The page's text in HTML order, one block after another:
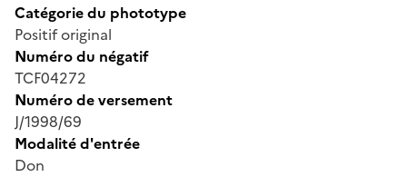
Catégorie du phototype
Positif original
Numéro du négatif
TCF04272
Numéro de versement
J/1998/69
Modalité d'entrée
Don